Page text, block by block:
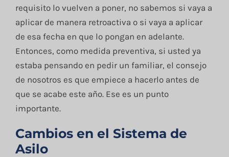
requisito lo vuelven a poner, no sabemos si vaya a
aplicar de manera retroactiva o si vaya a aplicar
de esa fecha en que lo pongan en adelante.
Entonces, como medida preventiva, si usted ya
estaba pensando en pedir un familiar, el consejo
de nosotros es que empiece a hacerlo antes de
que se acabe este año. Ese es un punto
importante.
Cambios en el Sistema de
Asilo